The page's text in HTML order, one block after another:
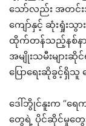
သော်လည်း အတင်းအ
ကျော်နှင့် ဆုံးရှုံးသွ
ထိုက်တန်သည့်နစ်နာ
အမျိုးသမီးများ
ပြောရေးဆိုခွင့်ရှိသူ
ဒေါ်ဘွိုင်နူးက “ရ
တွေရဲ့ ပိုင်ဆိုင်မှုတွ